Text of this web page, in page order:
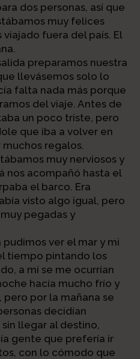
dos personas, así que
muy felices
fuera del país. El
preparamos nuestra
llevásemos solo lo
falta nada más porque
del viaje. Antes de
un poco triste, pero
que iba a volver en
regalos.
muy nerviosos y
nos acompañó hasta el
el barco. Era
visto algo igual, pero
pegadas y
ver el mar y mi
tiempo pintando los
a mí se me ocurrían
hacía mucho frío y
por la mañana se
decidían
llegar al destino,
gente que prefería ir
con lo cómodo que